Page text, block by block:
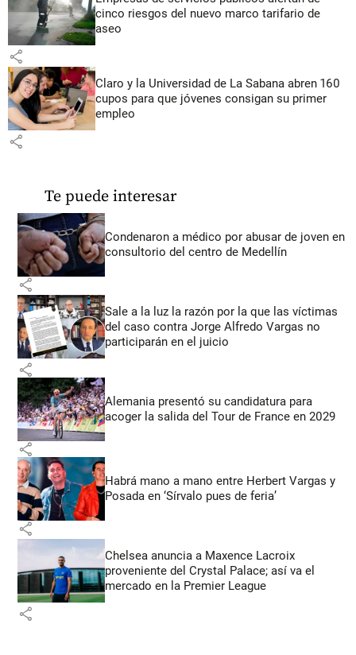
cinco riesgos del nuevo marco tarifario de
aseo
share
Claro y la Universidad de La Sabana abren 160
cupos para que jóvenes consigan su primer
empleo
share
Te puede interesar
Condenaron a médico por abusar de joven en
consultorio del centro de Medellín
share
Sale a la luz la razón por la que las víctimas
del caso contra Jorge Alfredo Vargas no
participarán en el juicio
share
Alemania presentó su candidatura para
acoger la salida del Tour de France en 2029
share
Habrá mano a mano entre Herbert Vargas y
Posada en ‘Sírvalo pues de feria’
share
Chelsea anuncia a Maxence Lacroix
proveniente del Crystal Palace; así va el
mercado en la Premier League
share